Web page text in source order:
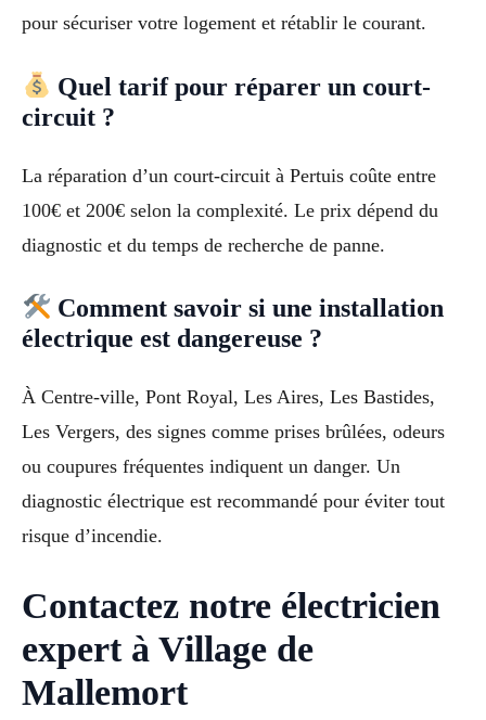
pour sécuriser votre logement et rétablir le courant.
Quel tarif pour réparer un court-
circuit ?
La réparation d’un court-circuit à Pertuis coûte entre
100€ et 200€ selon la complexité. Le prix dépend du
diagnostic et du temps de recherche de panne.
Comment savoir si une installation
électrique est dangereuse ?
À Centre-ville, Pont Royal, Les Aires, Les Bastides,
Les Vergers, des signes comme prises brûlées, odeurs
ou coupures fréquentes indiquent un danger. Un
diagnostic électrique est recommandé pour éviter tout
risque d’incendie.
Contactez notre électricien
expert à Village de
Mallemort